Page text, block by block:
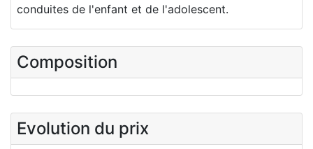
conduites de l'enfant et de l'adolescent.
Composition
Evolution du prix